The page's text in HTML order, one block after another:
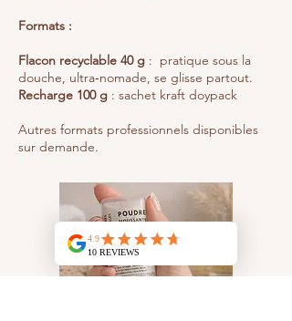
Formats :
Flacon recyclable 40 g : pratique sous la
douche, ultra‑nomade, se glisse partout.
Recharge 100 g : sachet kraft doypack​
Autres formats professionnels disponibles
sur demande.